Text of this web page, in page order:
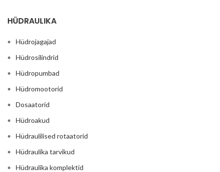
HÜDRAULIKA
Hüdrojagajad
Hüdrosilindrid
Hüdropumbad
Hüdromootorid
Dosaatorid
Hüdroakud
Hüdraulilised rotaatorid
Hüdraulika tarvikud
Hüdraulika komplektid